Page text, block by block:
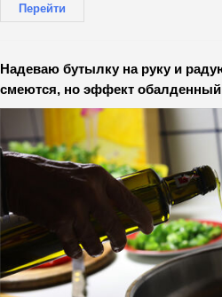
Перейти
Надеваю бутылку на руку и
смеются, но эффект обалденный